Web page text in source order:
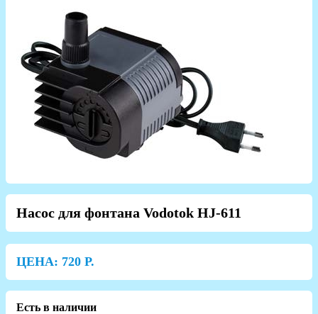
Насос для фонтана Vodotok HJ-611
ЦЕНА: 720 Р.
Есть в наличии